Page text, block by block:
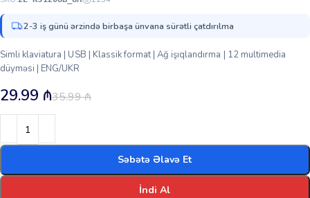
2-3 iş günü ərzində birbaşa ünvana sürətli çatdırılma
Simli klaviatura | USB | Klassik format | Ağ işıqlandırma | 12 multimedia
düyməsi | ENG/UKR
35.99₼
29.99 ₼
Səbətə Əlavə Et
İndi Al